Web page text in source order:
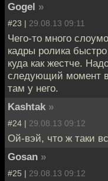
Gogel »
#23 | 29.08.13 09:11
Чего-то много
кадры ролика
куда как жестче.
следующий момент
там у него.
Kashtak »
#24 | 29.08.13 09:12
Ой-вэй, что ж таки
Gosan »
#25 | 29.08.13 09:12